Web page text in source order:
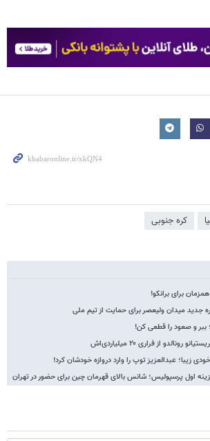
کره جنوبی
برای برانکو!
جدید میدان ولیعصر برای حمایت از تیم ملی
و صعود را قطعی کن!
از فراری ۲۰ میلیاردی‌اش
زیبا؛ عبدالعزیز توپ را وارد دروازه خودشان کرد!
اول پرسپولیس؛ شانس بالای قهرمان چین برای حضور در تهران